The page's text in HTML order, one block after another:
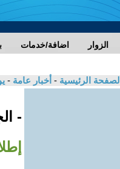
اضافة/خدمات الزوار
الصفحة الرئيسية - أخبار عامة -
-